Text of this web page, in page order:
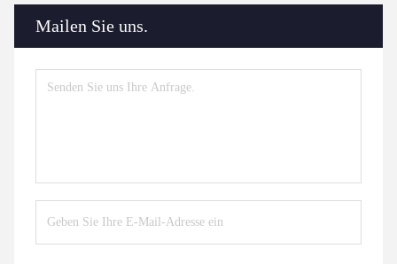
Mailen Sie uns.